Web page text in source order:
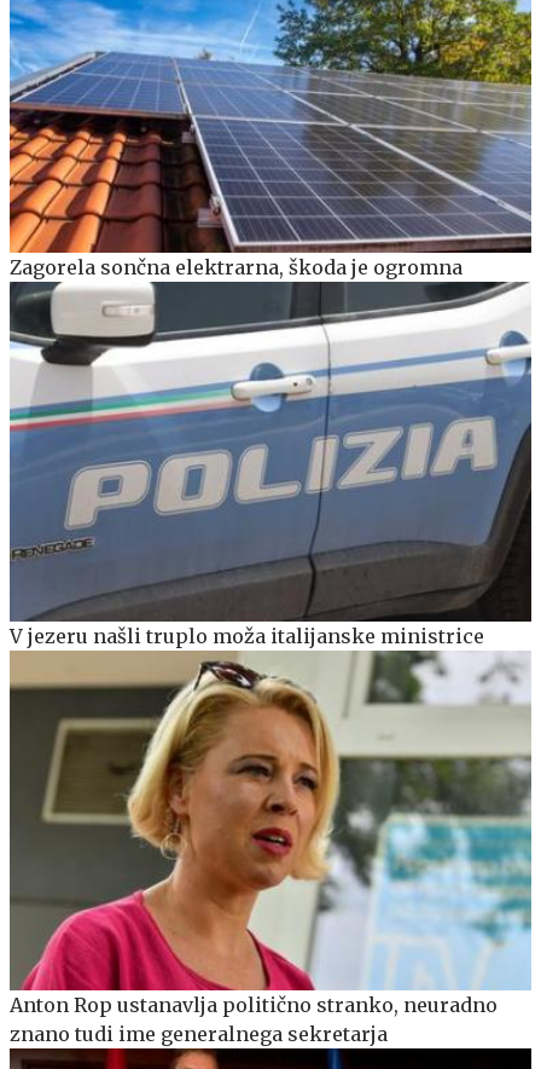
Zagorela sončna elektrarna, škoda je ogromna
V jezeru našli truplo moža italijanske ministrice
Anton Rop ustanavlja politično stranko, neuradno
znano tudi ime generalnega sekretarja